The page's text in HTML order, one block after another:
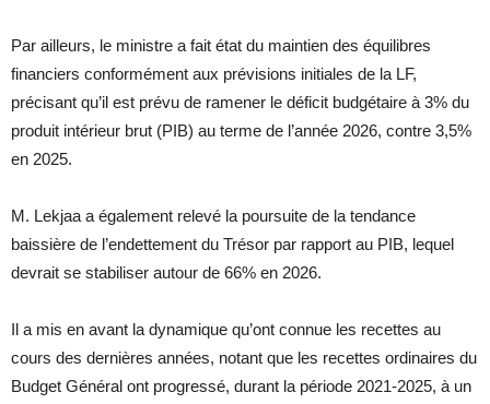
Par ailleurs, le ministre a fait état du maintien des équilibres
financiers conformément aux prévisions initiales de la LF,
précisant qu’il est prévu de ramener le déficit budgétaire à 3% du
produit intérieur brut (PIB) au terme de l’année 2026, contre 3,5%
en 2025.
M. Lekjaa a également relevé la poursuite de la tendance
baissière de l’endettement du Trésor par rapport au PIB, lequel
devrait se stabiliser autour de 66% en 2026.
Il a mis en avant la dynamique qu’ont connue les recettes au
cours des dernières années, notant que les recettes ordinaires du
Budget Général ont progressé, durant la période 2021-2025, à un